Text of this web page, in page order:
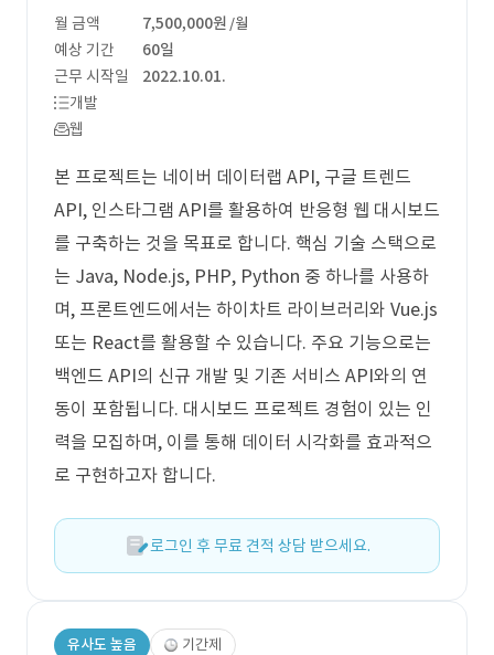
월 금액 7,500,000원 /월
예상 기간
60일
근무 시작일
2022.10.01.
개발
웹
본 프로젝트는 네이버 데이터랩 API, 구글 트렌드
API, 인스타그램 API를 활용하여 반응형 웹 대시보드
를 구축하는 것을 목표로 합니다. 핵심 기술 스택으로
는 Java, Node.js, PHP, Python 중 하나를 사용하
며, 프론트엔드에서는 하이차트 라이브러리와 Vue.js
또는 React를 활용할 수 있습니다. 주요 기능으로는
백엔드 API의 신규 개발 및 기존 서비스 API와의 연
동이 포함됩니다. 대시보드 프로젝트 경험이 있는 인
력을 모집하며, 이를 통해 데이터 시각화를 효과적으
로 구현하고자 합니다.
로그인 후 무료 견적 상담 받으세요.
유사도 높음 기간제